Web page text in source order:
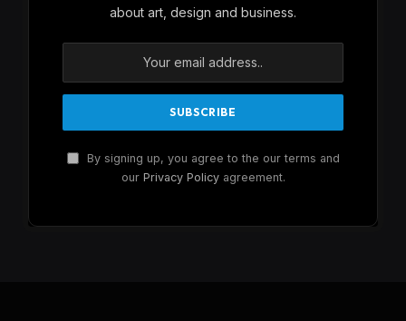
about art, design and business.
By signing up, you agree to the our terms and
our Privacy Policyagreement.